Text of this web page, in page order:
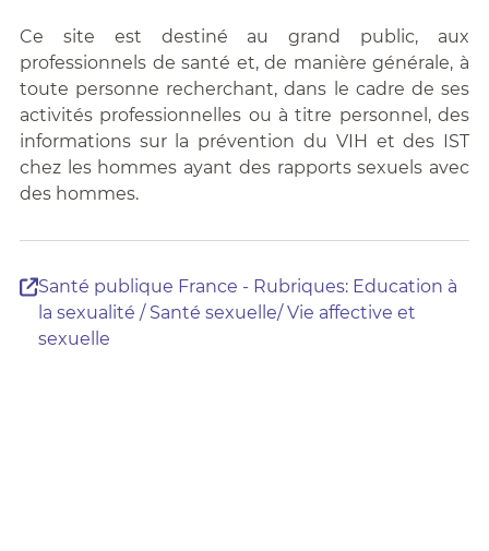
Ce site est destiné au grand public, aux
professionnels de santé et, de manière générale, à
toute personne recherchant, dans le cadre de ses
activités professionnelles ou à titre personnel, des
informations sur la prévention du VIH et des IST
chez les hommes ayant des rapports sexuels avec
des hommes.
Santé publique France - Rubriques: Education à
la sexualité / Santé sexuelle/ Vie affective et
sexuelle